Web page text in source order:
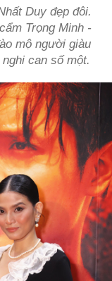
Duy đẹp đôi.
Trọng Minh -
mộ người giàu
can số một.